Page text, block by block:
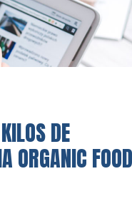
DE
ORGANIC FOOD